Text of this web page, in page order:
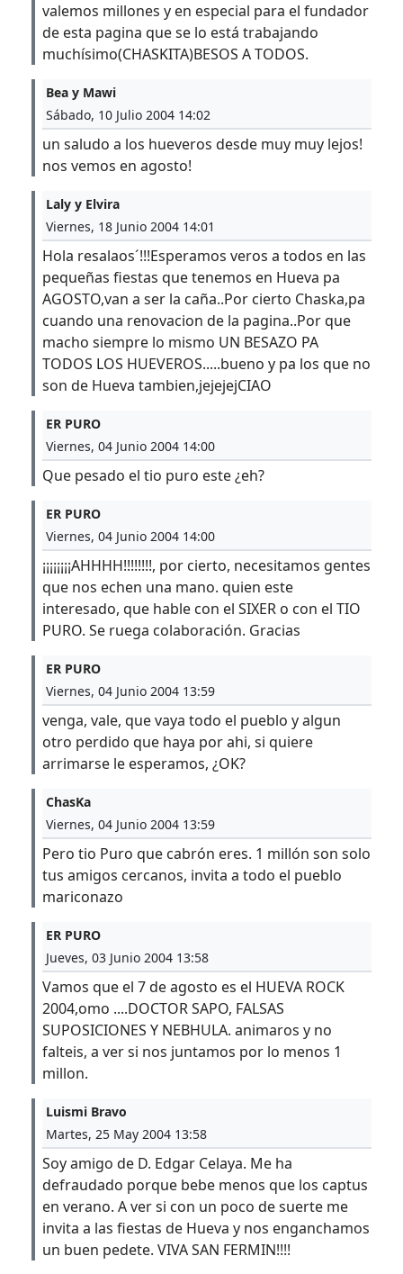
valemos millones y en especial para el fundador
de esta pagina que se lo está trabajando
muchísimo(CHASKITA)BESOS A TODOS.
Bea y Mawi
Sábado, 10 Julio 2004 14:02
un saludo a los hueveros desde muy muy lejos!
nos vemos en agosto!
Laly y Elvira
Viernes, 18 Junio 2004 14:01
Hola resalaos´!!!Esperamos veros a todos en las
pequeñas fiestas que tenemos en Hueva pa
AGOSTO,van a ser la caña..Por cierto Chaska,pa
cuando una renovacion de la pagina..Por que
macho siempre lo mismo UN BESAZO PA
TODOS LOS HUEVEROS.....bueno y pa los que no
son de Hueva tambien,jejejejCIAO
ER PURO
Viernes, 04 Junio 2004 14:00
Que pesado el tio puro este ¿eh?
ER PURO
Viernes, 04 Junio 2004 14:00
¡¡¡¡¡¡¡¡AHHHH!!!!!!!!, por cierto, necesitamos gentes
que nos echen una mano. quien este
interesado, que hable con el SIXER o con el TIO
PURO. Se ruega colaboración. Gracias
ER PURO
Viernes, 04 Junio 2004 13:59
venga, vale, que vaya todo el pueblo y algun
otro perdido que haya por ahi, si quiere
arrimarse le esperamos, ¿OK?
ChasKa
Viernes, 04 Junio 2004 13:59
Pero tio Puro que cabrón eres. 1 millón son solo
tus amigos cercanos, invita a todo el pueblo
mariconazo
ER PURO
Jueves, 03 Junio 2004 13:58
Vamos que el 7 de agosto es el HUEVA ROCK
2004,omo ....DOCTOR SAPO, FALSAS
SUPOSICIONES Y NEBHULA. animaros y no
falteis, a ver si nos juntamos por lo menos 1
millon.
Luismi Bravo
Martes, 25 May 2004 13:58
Soy amigo de D. Edgar Celaya. Me ha
defraudado porque bebe menos que los captus
en verano. A ver si con un poco de suerte me
invita a las fiestas de Hueva y nos enganchamos
un buen pedete. VIVA SAN FERMIN!!!!